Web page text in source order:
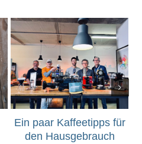
Ein paar Kaffeetipps für
den Hausgebrauch